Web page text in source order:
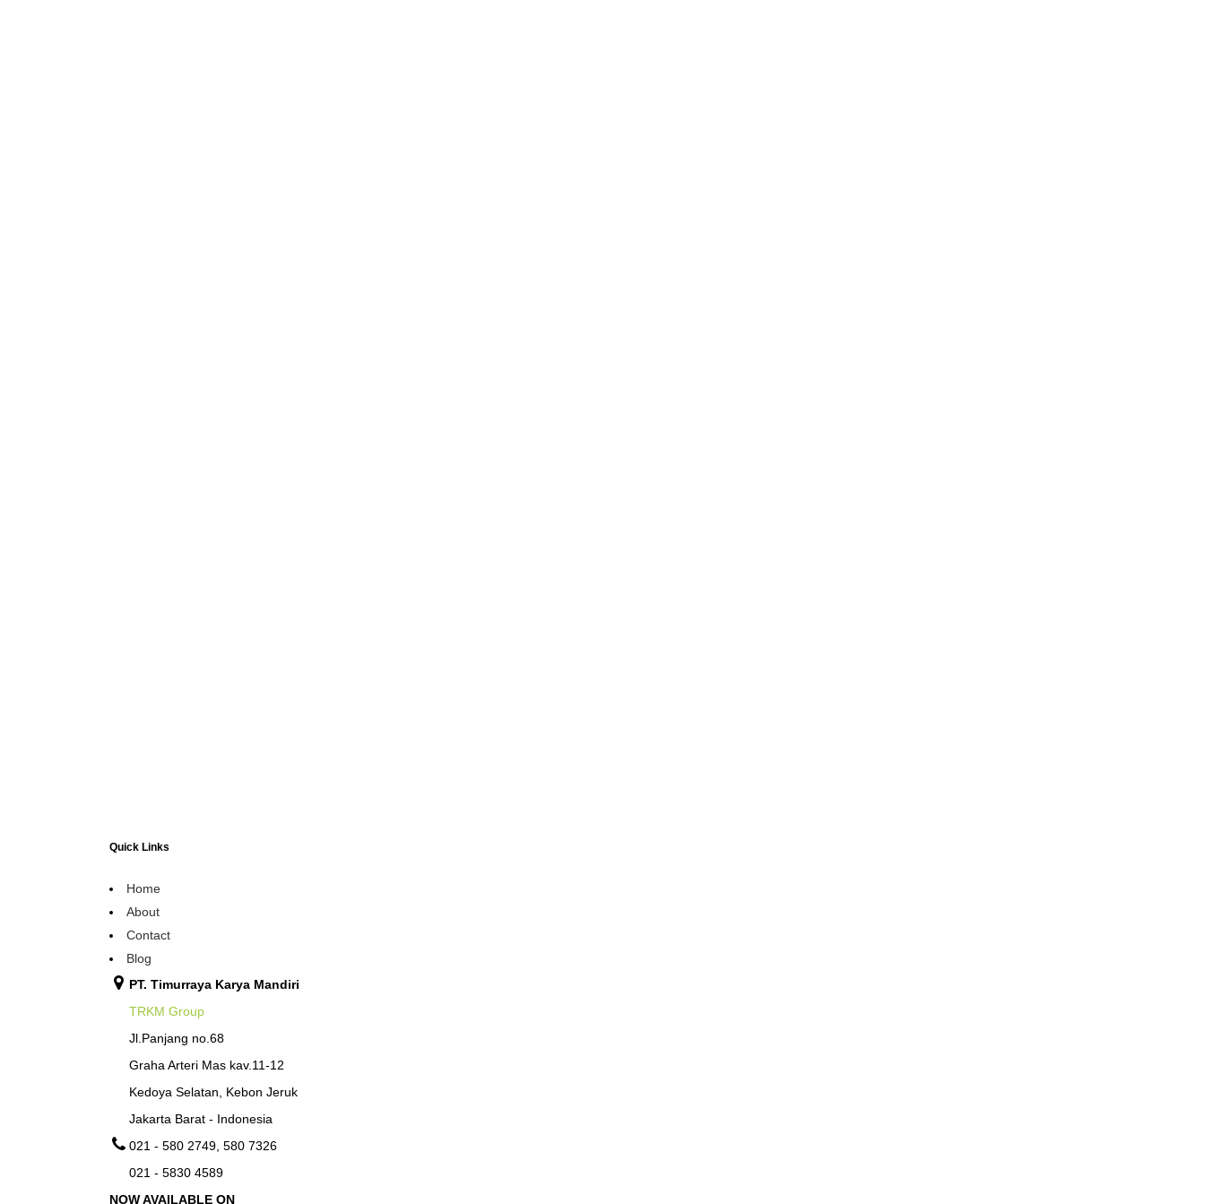
Quick Links
Home
About
Contact
Blog
PT. Timurraya Karya Mandiri
TRKM Group
Jl.Panjang no.68
Graha Arteri Mas kav.11-12
Kedoya Selatan, Kebon Jeruk
Jakarta Barat - Indonesia
021 - 580 2749, 580 7326
021 - 5830 4589
NOW AVAILABLE ON